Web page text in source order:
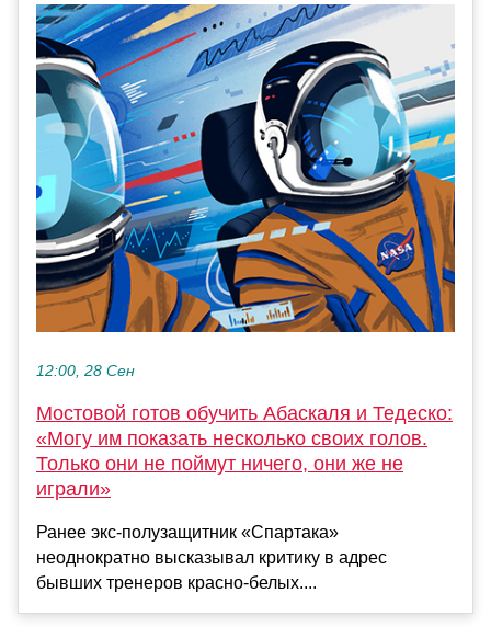
12:00, 28 Сен
Мостовой готов обучить Абаскаля и Тедеско:
«Могу им показать несколько своих голов.
Только они не поймут ничего, они же не
играли»
Ранее экс-полузащитник «Спартака»
неоднократно высказывал критику в адрес
бывших тренеров красно-белых....